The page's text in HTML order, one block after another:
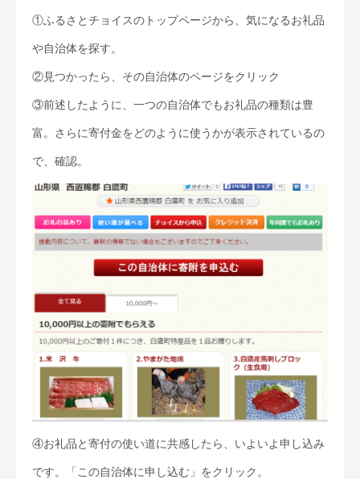
①ふるさとチョイスのトップページから、気になるお礼品
や自治体を探す。
②見つかったら、その自治体のページをクリック
③前述したように、一つの自治体でもお礼品の種類は豊
富。さらに寄付金をどのように使うかが表示されているの
で、確認。
④お礼品と寄付の使い道に共感したら、いよいよ申し込み
です。「この自治体に申し込む」をクリック。